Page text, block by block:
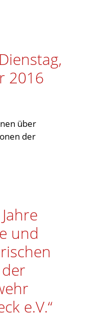
2016
über
der
und
e.V.“